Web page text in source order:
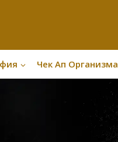
Чек Ап Организма